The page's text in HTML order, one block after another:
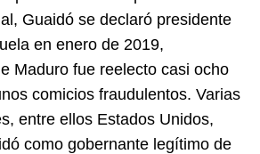
Guaidó se declaró presidente
en enero de 2019,
Maduro fue reelecto casi ocho
comicios fraudulentos. Varias
entre ellos Estados Unidos,
como gobernante legítimo de